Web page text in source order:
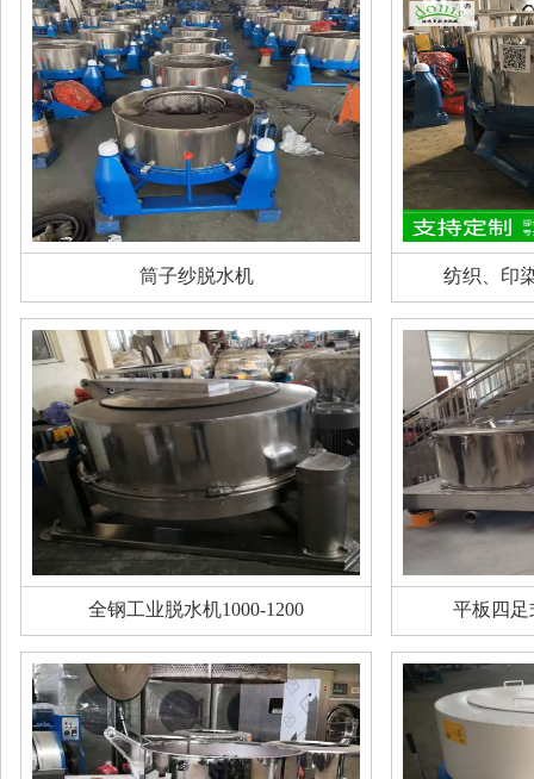
筒子纱脱水机 纺织、印
全钢工业脱水机1000-1200 平板四足